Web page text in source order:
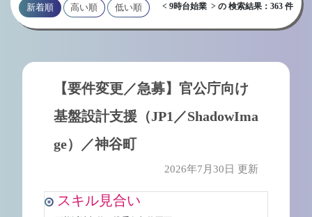
新着順
高い順
低い順 < 9時台始業 > の 検索結果：363 件
【要件変更／急募】官公庁向け
基盤設計支援（JP1／ShadowIma
ge）／神谷町
2026年7月30日 更新
スキル見合い